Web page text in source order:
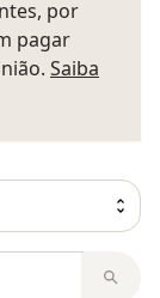
por
pagar
Saiba